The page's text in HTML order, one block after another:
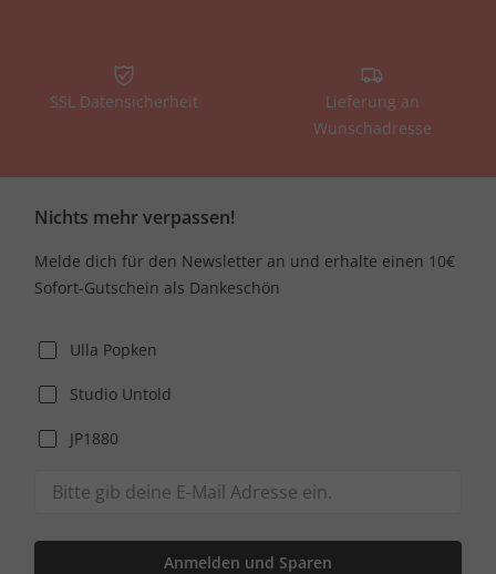
SSL Datensicherheit
Lieferung an
Wunschadresse
Nichts mehr verpassen!
Melde dich für den Newsletter an und erhalte einen 10€
Sofort-Gutschein als Dankeschön
Ulla Popken
Studio Untold
JP1880
Anmelden und Sparen